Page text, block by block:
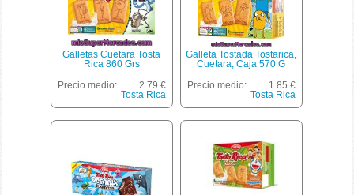
Galletas Cuetara Tosta
Rica 860 Grs
Precio medio:
2.79 €
Tosta Rica
Galleta Tostada Tostarica,
Cuetara, Caja 570 G
Precio medio:
1.85 €
Tosta Rica